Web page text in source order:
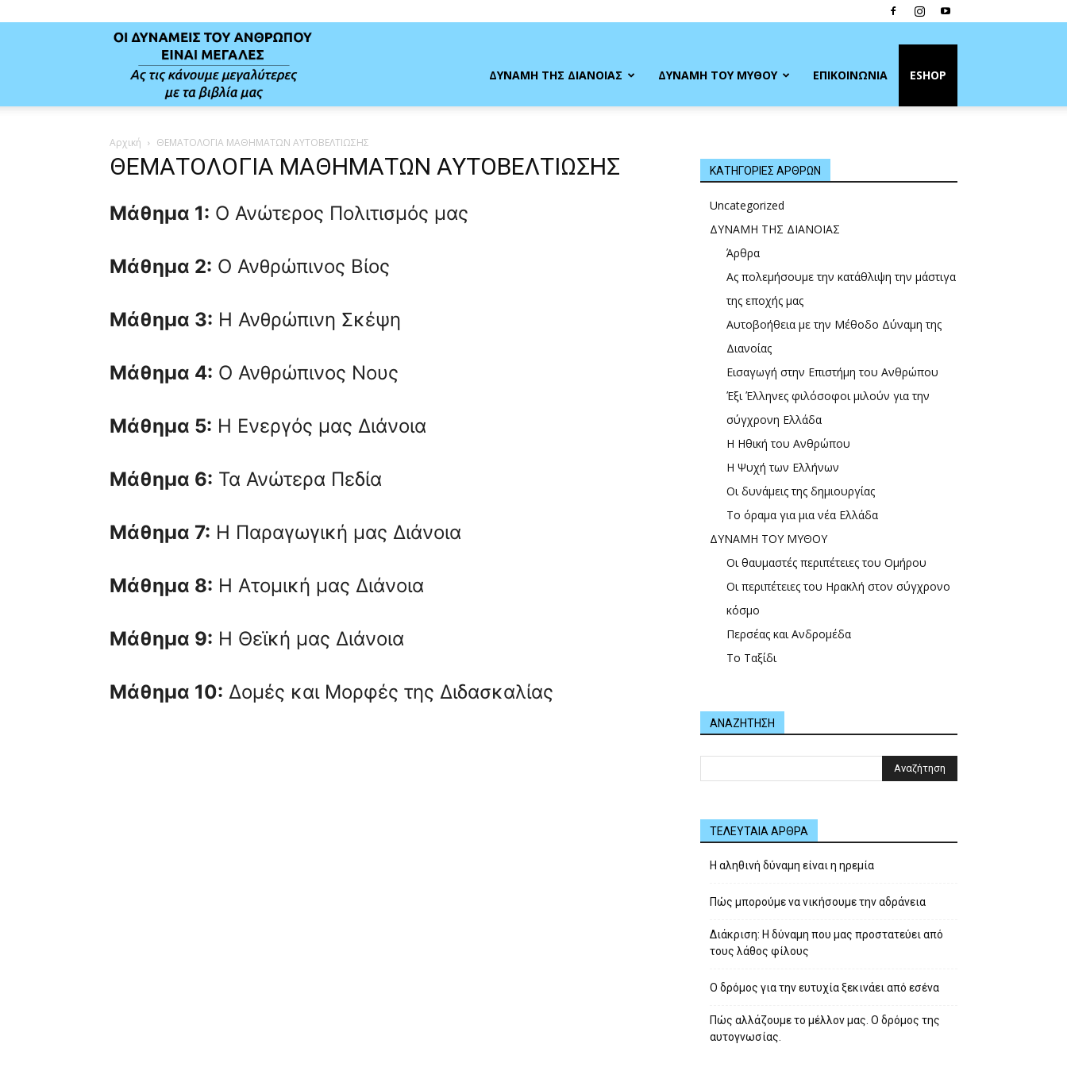
της
ΔΥΝΑΜΗ ΤΗΣ ΔΙΑΝΟΙΑΣ ΔΥΝΑΜΗ ΤΟΥ ΜΥΘΟΥ ΕΠΙΚΟΙΝΩΝΙΑ ESHOP
Αρχική ΘΕΜΑΤΟΛΟΓΙΑ ΜΑΘΗΜΑΤΩΝ ΑΥΤΟΒΕΛΤΙΩΣΗΣ
ΘΕΜΑΤΟΛΟΓΙΑ ΜΑΘΗΜΑΤΩΝ ΑΥΤΟΒΕΛΤΙΩΣΗΣ
Μάθημα 1: Ο Ανώτερος Πολιτισμός μας
Μάθημα 2: Ο Ανθρώπινος Βίος
Μάθημα 3: Η Ανθρώπινη Σκέψη
Μάθημα 4: Ο Ανθρώπινος Νους
Μάθημα 5: Η Ενεργός μας Διάνοια
Μάθημα 6: Τα Ανώτερα Πεδία
Μάθημα 7: Η Παραγωγική μας Διάνοια
Μάθημα 8: Η Ατομική μας Διάνοια
Μάθημα 9: Η Θεϊκή μας Διάνοια
Μάθημα 10: Δομές και Μορφές της Διδασκαλίας
ΚΑΤΗΓΟΡΙΕΣ ΑΡΘΡΩΝ
Uncategorized
ΔΥΝΑΜΗ ΤΗΣ ΔΙΑΝΟΙΑΣ
Άρθρα
Ας πολεμήσουμε την κατάθλιψη την μάστιγα
της εποχής μας
Αυτοβοήθεια με την Μέθοδο Δύναμη της
Διανοίας
Εισαγωγή στην Επιστήμη του Ανθρώπου
Έξι Έλληνες φιλόσοφοι μιλούν για την
σύγχρονη Ελλάδα
Η Ηθική του Ανθρώπου
Η Ψυχή των Ελλήνων
Οι δυνάμεις της δημιουργίας
Το όραμα για μια νέα Ελλάδα
ΔΥΝΑΜΗ ΤΟΥ ΜΥΘΟΥ
Οι θαυμαστές περιπέτειες του Ομήρου
Οι περιπέτειες του Ηρακλή στον σύγχρονο
κόσμο
Περσέας και Ανδρομέδα
Το Ταξίδι
ΑΝΑΖΗΤΗΣΗ
ΤΕΛΕΥΤΑΙΑ ΑΡΘΡΑ
Η αληθινή δύναμη είναι η ηρεμία
Πώς μπορούμε να νικήσουμε την αδράνεια
Διάκριση: Η δύναμη που μας προστατεύει από
τους λάθος φίλους
Ο δρόμος για την ευτυχία ξεκινάει από εσένα
Πώς αλλάζουμε το μέλλον μας. Ο δρόμος της
αυτογνωσίας.